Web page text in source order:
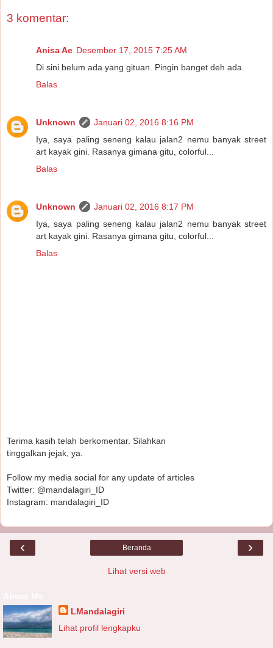
3 komentar:
Anisa Ae Desember 17, 2015 7:25 AM
Di sini belum ada yang gituan. Pingin banget deh ada.
Balas
Unknown
Januari 02, 2016 8:16 PM
Iya, saya paling seneng kalau jalan2 nemu banyak street
art kayak gini. Rasanya gimana gitu, colorful...
Balas
Unknown
Januari 02, 2016 8:17 PM
Iya, saya paling seneng kalau jalan2 nemu banyak street
art kayak gini. Rasanya gimana gitu, colorful...
Balas
Terima kasih telah berkomentar. Silahkan
tinggalkan jejak, ya.
Follow my media social for any update of articles
Twitter: @mandalagiri_ID
Instagram: mandalagiri_ID
‹ ›
Beranda
Lihat versi web
LMandalagiri
Lihat profil lengkapku